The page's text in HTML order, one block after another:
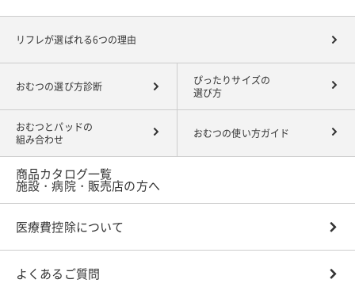
リフレが選ばれる6つの理由
おむつの選び方診断
ぴったりサイズの
選び方
おむつとパッドの
組み合わせ
おむつの使い方ガイド
商品カタログ一覧
施設・病院・販売店の方へ
医療費控除について
よくあるご質問